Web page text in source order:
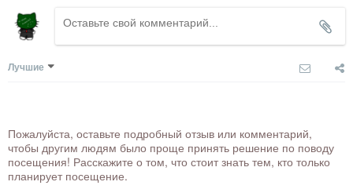
Лучшие
Пожалуйста, оставьте подробный отзыв или комментарий,
чтобы другим людям было проще принять решение по поводу
посещения! Расскажите о том, что стоит знать тем, кто только
планирует посещение.